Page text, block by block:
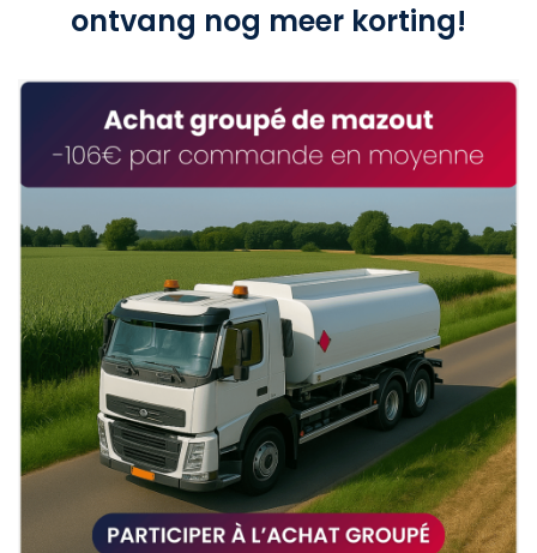
ontvang nog meer korting!